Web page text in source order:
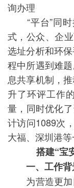
询办理
“平台”同时
式，公众、企
选址分析和环
程中所遇到难
息共享机制，
升了环评工作
量，同时优化
计访问1089次
大福、深圳港等
搭建“宝
一、工作背
为营造更加